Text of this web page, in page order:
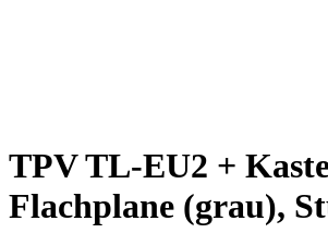
TPV TL-EU2 +
Flachplane (grau),